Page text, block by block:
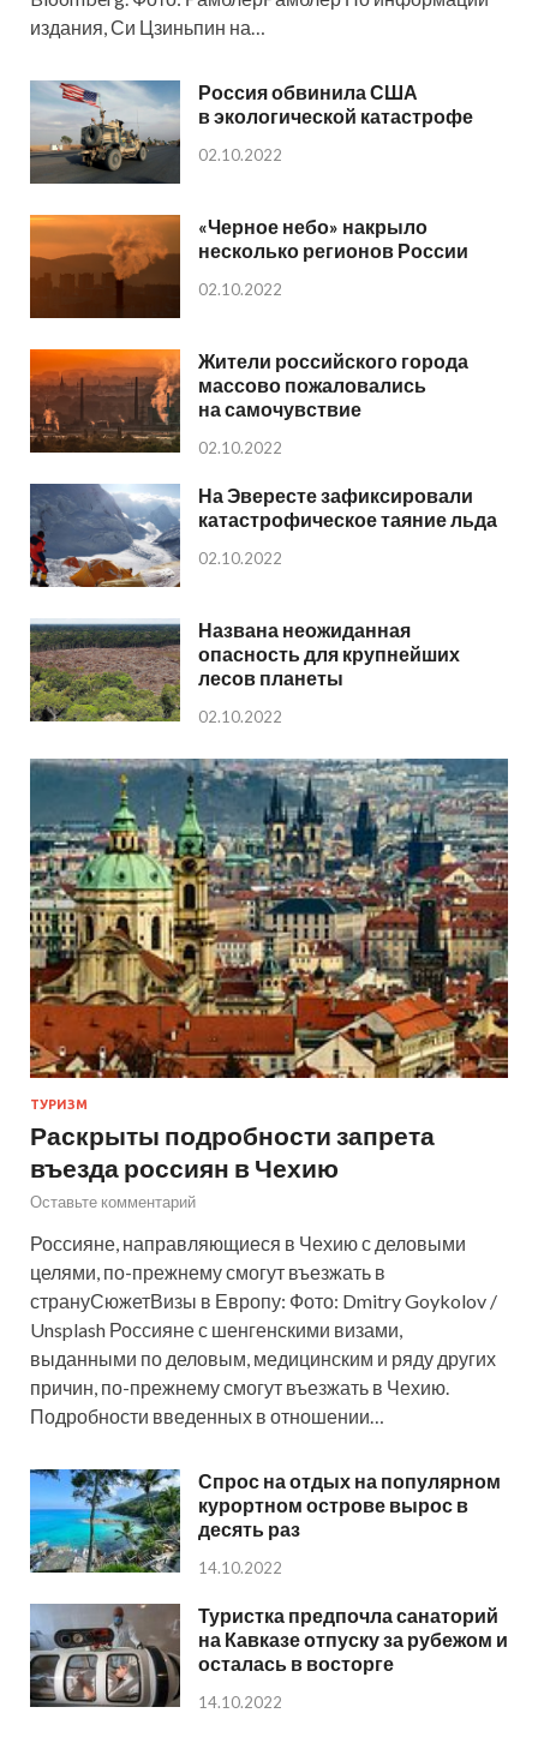
издания, Си Цзиньпин на…
Россия обвинила США
в экологической катастрофе
02.10.2022
«Черное небо» накрыло
несколько регионов России
02.10.2022
Жители российского города
массово пожаловались
на самочувствие
02.10.2022
На Эвересте зафиксировали
катастрофическое таяние льда
02.10.2022
Названа неожиданная
опасность для крупнейших
лесов планеты
02.10.2022
ТУРИЗМ
Раскрыты подробности запрета
въезда россиян в Чехию
Оставьте комментарий
Россияне, направляющиеся в Чехию с деловыми
целями, по-прежнему смогут въезжать в
странуСюжетВизы в Европу: Фото: Dmitry Goykolov /
Unsplash Россияне с шенгенскими визами,
выданными по деловым, медицинским и ряду других
причин, по-прежнему смогут въезжать в Чехию.
Подробности введенных в отношении…
Спрос на отдых на популярном
курортном острове вырос в
десять раз
14.10.2022
Туристка предпочла санаторий
на Кавказе отпуску за рубежом и
осталась в восторге
14.10.2022